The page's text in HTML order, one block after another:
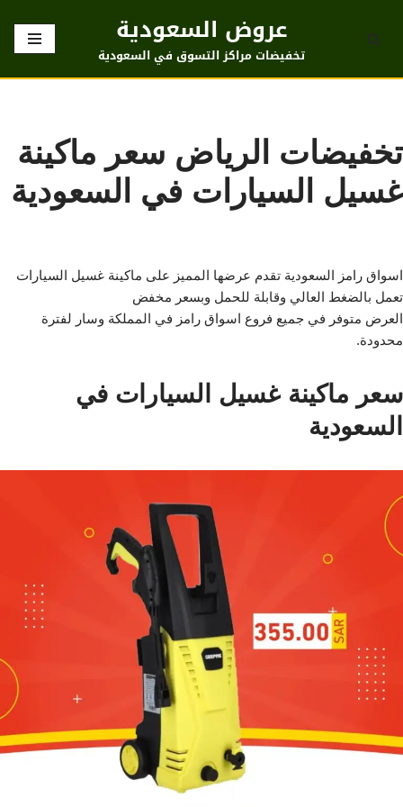
تخطى
عروض السعودية
تخفيضات مراكز التسوق في السعودية
تخفيضات الرياض سعر ماكينة
غسيل السيارات في السعودية
اسواق رامز السعودية تقدم عرضها المميز على ماكينة غسيل السيارات
تعمل بالضغط العالي وقابلة للحمل وبسعر مخفض
العرض متوفر في جميع فروع اسواق رامز في المملكة وسار لفترة
محدودة.
سعر ماكينة غسيل السيارات في
السعودية